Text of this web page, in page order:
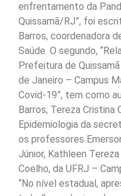
enfrentamento da
Quissamã/RJ”, foi
Barros, coordenadora
Saúde. O segundo,
Prefeitura de
de Janeiro – Campus
Covid-19”, tem como
Barros; Tereza Cristina
Epidemiologia da
os professores
Júnior, Kathleen
Coelho, da UFRJ –
“No nível estadual,